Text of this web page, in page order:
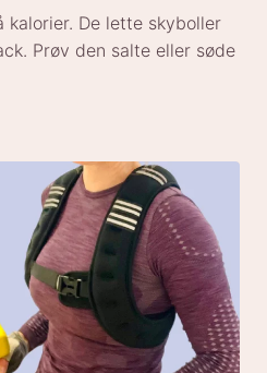
De lette skyboller
Prøv den salte eller søde